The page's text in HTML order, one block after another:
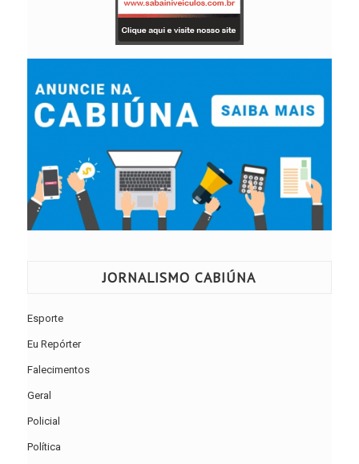
JORNALISMO CABIÚNA
Esporte
Eu Repórter
Falecimentos
Geral
Policial
Política